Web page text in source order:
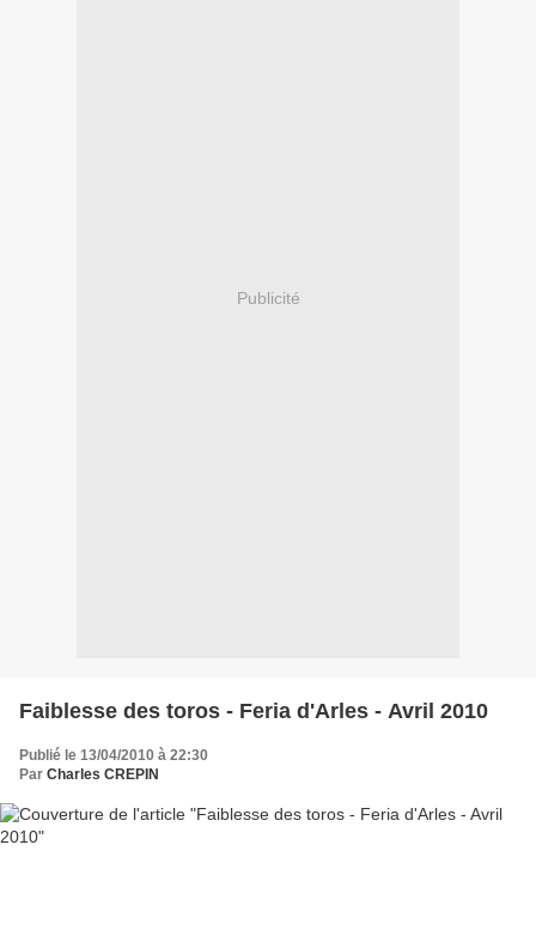
Publicité
Faiblesse des toros - Feria d'Arles - Avril 2010
Publié le 13/04/2010 à 22:30
Par Charles CREPIN